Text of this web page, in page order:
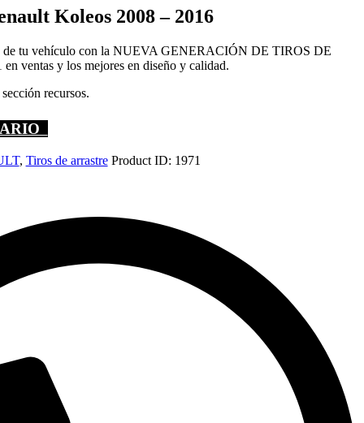
Koleos 2008 – 2016
de tu vehículo con la NUEVA GENERACIÓN DE TIROS DE
ventas y los mejores en diseño y calidad.
recursos.
, Tiros de arrastre Product ID: 1971